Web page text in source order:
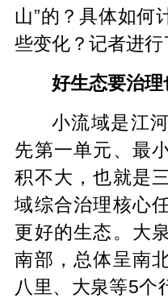
山”的？具体如何
些变化？记者进行
好生态要治理
小流域是江
先第一单元、最
积不大，也就是
域综合治理核心
更好的生态。大
南部，总体呈南
八里、大泉等5个